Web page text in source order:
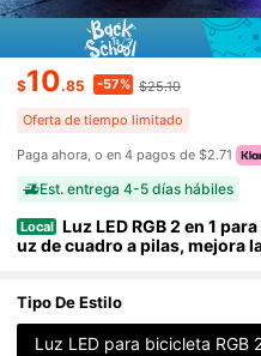
$10.85 -57% $25.10
Oferta de tiempo limitado
Paga ahora, o en 4 pagos de $2.71
Est. entrega 4-5 días hábiles
Local Luz LED RGB 2 en 1
uz de cuadro a pilas, mejora
bicicleta, pilas no incluidas,
Tipo De Estilo
Luz LED para bicicleta RGB